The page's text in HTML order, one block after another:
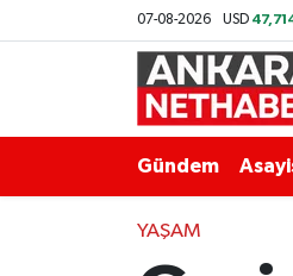
07-08-2026 USD
Gündem
YAŞAM
Ekonomi
Ankara Hava Durumu
Tüm Manşetler